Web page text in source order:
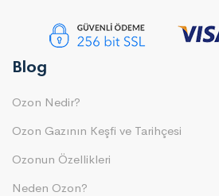
Blog
Ozon Nedir?
Ozon Gazının Keşfi ve Tarihçesi
Ozonun Özellikleri
Neden Ozon?